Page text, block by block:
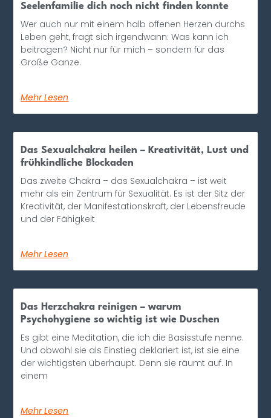
Seelenfamilie dich noch nicht finden konnte
Wer auch nur mit einem halb offenen Herzen durchs
Leben geht, fragt sich irgendwann: Was kann ich
beitragen? Nicht nur für mich – sondern für das
Große Ganze.
Mehr Lesen
Das Sexualchakra heilen – Kreativität, Lust und
frühkindliche Blockaden
Das zweite Chakra – das Sexualchakra – ist weit
mehr als ein Zentrum für Sexualität. Es ist der Sitz der
Kreativität, der Manifestationskraft, der Lebensfreude
und der Fähigkeit
Mehr Lesen
Das Herzchakra reinigen – warum
Psychohygiene so wichtig ist wie Duschen
Es gibt eine Meditation, die ich die Basisstufe nenne.
Und obwohl sie als Einstieg deklariert ist, ist sie eine
der wichtigsten überhaupt. Denn sie räumt auf. In
einem
Mehr Lesen